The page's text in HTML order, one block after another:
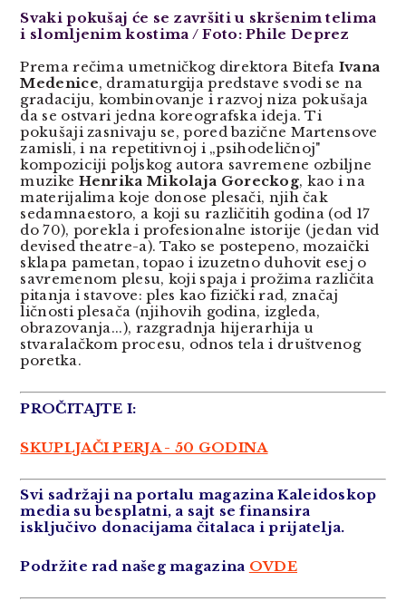
Svaki pokušaj će se završiti u skršenim telima
i slomljenim kostima / Foto: Phile Deprez
Prema rečima umetničkog direktora Bitefa Ivana
Medenice, dramaturgija predstave svodi se na
gradaciju, kombinovanje i razvoj niza pokušaja
da se ostvari jedna koreografska ideja. Ti
pokušaji zasnivaju se, pored bazične Martensove
zamisli, i na repetitivnoj i „psihodeličnoj"
kompoziciji poljskog autora savremene ozbiljne
muzike Henrika Mikolaja Goreckog, kao i na
materijalima koje donose plesači, njih čak
sedamnaestoro, a koji su različitih godina (od 17
do 70), porekla i profesionalne istorije (jedan vid
devised theatre-a). Tako se postepeno, mozaički
sklapa pametan, topao i izuzetno duhovit esej o
savremenom plesu, koji spaja i prožima različita
pitanja i stavove: ples kao fizički rad, značaj
ličnosti plesača (njihovih godina, izgleda,
obrazovanja...), razgradnja hijerarhija u
stvaralačkom procesu, odnos tela i društvenog
poretka.
PROČITAJTE I:
SKUPLJAČI PERJA - 50 GODINA
Svi sadržaji na portalu magazina Kaleidoskop
media su besplatni, a sajt se finansira
isključivo donacijama čitalaca i prijatelja.
Podržite rad našeg magazina OVDE